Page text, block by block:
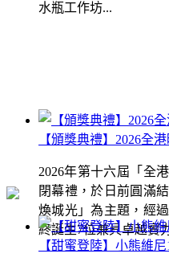
水瓶工作坊...
【頒獎典禮】2026全
2026年第十六屆「全
閉幕禮，於日前圓滿
煥城光」為主題，經
終誕生7位兼具卓越實
【甜蜜登陸】小熊維